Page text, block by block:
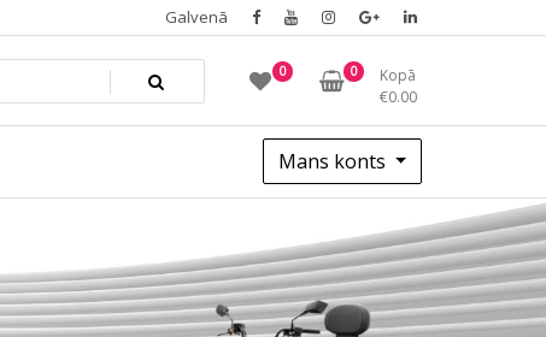
Galvenā
0 0
Kopā
€0.00
Mans konts